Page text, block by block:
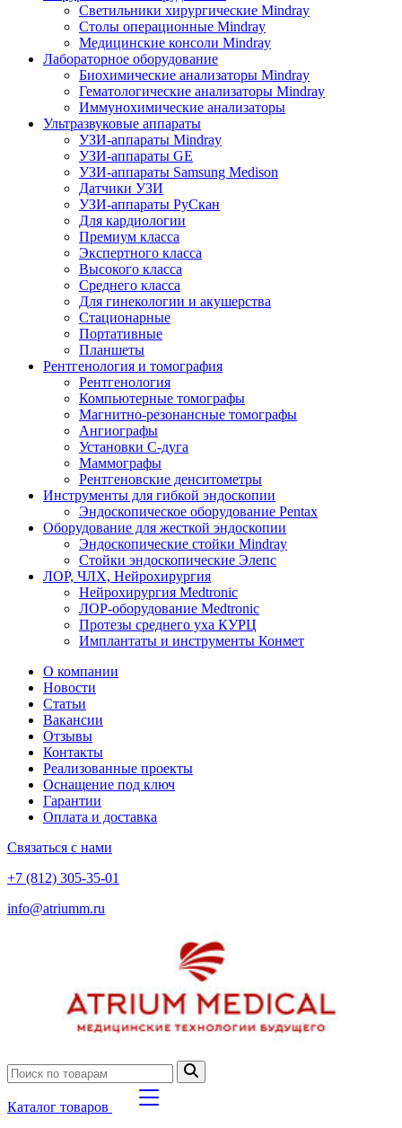
Светильники хирургические Mindray
Столы операционные Mindray
Медицинские консоли Mindray
Лабораторное оборудование
Биохимические анализаторы Mindray
Гематологические анализаторы Mindray
Иммунохимические анализаторы
Ультразвуковые аппараты
УЗИ-аппараты Mindray
УЗИ-аппараты GE
УЗИ-аппараты Samsung Medison
Датчики УЗИ
УЗИ-аппараты РуСкан
Для кардиологии
Премиум класса
Экспертного класса
Высокого класса
Среднего класса
Для гинекологии и акушерства
Стационарные
Портативные
Планшеты
Рентгенология и томография
Рентгенология
Компьютерные томографы
Магнитно-резонансные томографы
Ангиографы
Установки С-дуга
Маммографы
Рентгеновские денситометры
Инструменты для гибкой эндоскопии
Эндоскопическое оборудование Pentax
Оборудование для жесткой эндоскопии
Эндоскопические стойки Mindray
Стойки эндоскопические Элепс
ЛОР, ЧЛХ, Нейрохирургия
Нейрохирургия Medtronic
ЛОР-оборудование Medtronic
Протезы среднего уха КУРЦ
Имплантаты и инструменты Конмет
О компании
Новости
Статьи
Вакансии
Отзывы
Контакты
Реализованные проекты
Оснащение под ключ
Гарантии
Оплата и доставка
Связаться с нами
+7 (812) 305-35-01
info@atriumm.ru
Каталог товаров